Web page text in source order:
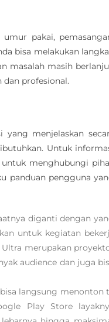
pakai,
bisa melakukan
masalah masih
dan profesional.
menjelaskan
Untuk
menghubungi
panduan pengguna
diganti dengan
untuk kegiatan
merupakan
audience dan juga
langsung menonton
Play Store